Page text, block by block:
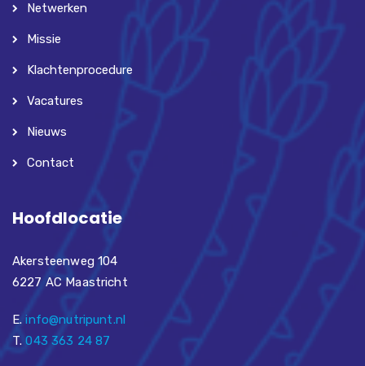
Netwerken
Missie
Klachtenprocedure
Vacatures
Nieuws
Contact
Hoofdlocatie
Akersteenweg 104
6227 AC Maastricht
E.info@nutripunt.nl
T.043 363 24 87